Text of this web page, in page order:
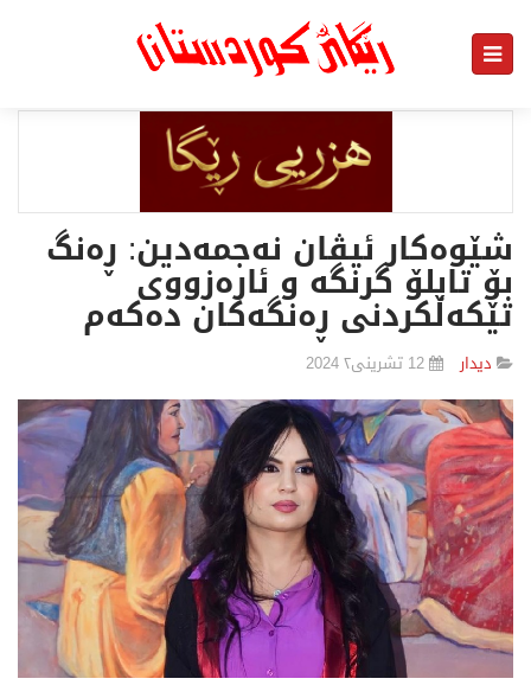
شێوه‌كار ئیڤان نه‌جمه‌دین: ڕه‌نگ
بۆ تابلۆ گرنگه‌ و ئاره‌زووی
تێكه‌ڵكردنی ڕه‌نگه‌كان ده‌كه‌م
دیدار 12 تشرینی٢ 2024